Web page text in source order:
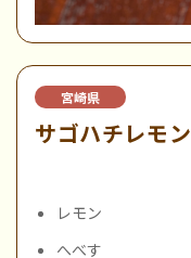
宮崎県
サゴハチレモン
レモン
へべす